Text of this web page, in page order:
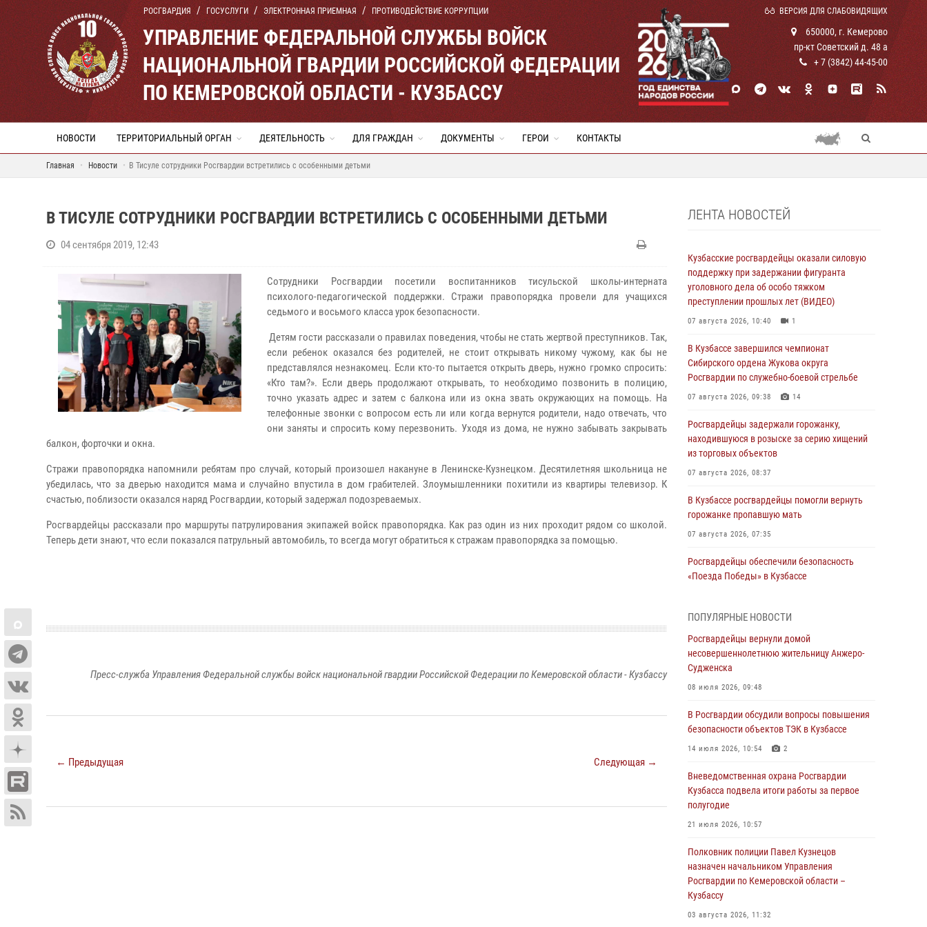
РОСГВАРДИЯ ГОСУСЛУГИ ЭЛЕКТРОННАЯ ПРИЕМНАЯ ПРОТИВОДЕЙСТВИЕ КОРРУПЦИИ ВЕРСИЯ ДЛЯ СЛАБОВИДЯЩИХ
УПРАВЛЕНИЕ ФЕДЕРАЛЬНОЙ СЛУЖБЫ ВОЙСК
НАЦИОНАЛЬНОЙ ГВАРДИИ РОССИЙСКОЙ ФЕДЕРАЦИИ
ПО КЕМЕРОВСКОЙ ОБЛАСТИ - КУЗБАССУ
650000, г. Кемерово
пр-кт Советский д. 48 а
+ 7 (3842) 44-45-00
НОВОСТИ ТЕРРИТОРИАЛЬНЫЙ ОРГАН ДЕЯТЕЛЬНОСТЬ ДЛЯ ГРАЖДАН ДОКУМЕНТЫ ГЕРОИ КОНТАКТЫ
Главная Новости В Тисуле сотрудники Росгвардии встретились с особенными детьми
В ТИСУЛЕ СОТРУДНИКИ РОСГВАРДИИ ВСТРЕТИЛИСЬ С ОСОБЕННЫМИ ДЕТЬМИ
04 сентября 2019, 12:43
Сотрудники Росгвардии посетили воспитанников тисульской школы-интерната
психолого-педагогической поддержки. Стражи правопорядка провели для учащихся
седьмого и восьмого класса урок безопасности.
Детям гости рассказали о правилах поведения, чтобы не стать жертвой преступников. Так,
если ребенок оказался без родителей, не стоит открывать никому чужому, как бы не
представлялся незнакомец. Если кто-то пытается открыть дверь, нужно громко спросить:
«Кто там?». Если дверь продолжают открывать, то необходимо позвонить в полицию,
точно указать адрес и затем с балкона или из окна звать окружающих на помощь. На
телефонные звонки с вопросом есть ли или когда вернутся родители, надо отвечать, что
они заняты и спросить кому перезвонить. Уходя из дома, не нужно забывать закрывать
балкон, форточки и окна.
Стражи правопорядка напомнили ребятам про случай, который произошел накануне в Ленинске-Кузнецком. Десятилетняя школьница не
убедилась, что за дверью находится мама и случайно впустила в дом грабителей. Злоумышленники похитили из квартиры телевизор. К
счастью, поблизости оказался наряд Росгвардии, который задержал подозреваемых.
Росгвардейцы рассказали про маршруты патрулирования экипажей войск правопорядка. Как раз один из них проходит рядом со школой.
Теперь дети знают, что если показался патрульный автомобиль, то всегда могут обратиться к стражам правопорядка за помощью.
Пресс-служба Управления Федеральной службы войск национальной гвардии Российской Федерации по Кемеровской области - Кузбассу
← Предыдущая Следующая →
ЛЕНТА НОВОСТЕЙ
Кузбасские росгвардейцы оказали силовую
поддержку при задержании фигуранта
уголовного дела об особо тяжком
преступлении прошлых лет (ВИДЕО)
07 августа 2026, 10:40 1
В Кузбассе завершился чемпионат
Сибирского ордена Жукова округа
Росгвардии по служебно-боевой стрельбе
07 августа 2026, 09:38 14
Росгвардейцы задержали горожанку,
находившуюся в розыске за серию хищений
из торговых объектов
07 августа 2026, 08:37
В Кузбассе росгвардейцы помогли вернуть
горожанке пропавшую мать
07 августа 2026, 07:35
Росгвардейцы обеспечили безопасность
«Поезда Победы» в Кузбассе
Генерал-полковник Олег Плохой поздравил
специалистов организационно-штатных
подразделений Росгвардии с
профессиональным праздником
07 августа 2026, 05:32
С 1 сентября 2026 года вступает в силу новый
федеральный закон о частной охранной
Росгвардейцы задержали предполагаемого
виновника причинения ножевого ранения
Росгвардейцы задержали мужчину,
повредившего имущество горожанки
06 августа 2026, 08:17
ПОПУЛЯРНЫЕ НОВОСТИ
Росгвардейцы вернули домой
несовершеннолетнюю жительницу Анжеро-
Судженска
08 июля 2026, 09:48
В Росгвардии обсудили вопросы повышения
безопасности объектов ТЭК в Кузбассе
14 июля 2026, 10:54 2
Вневедомственная охрана Росгвардии
Кузбасса подвела итоги работы за первое
полугодие
21 июля 2026, 10:57
Полковник полиции Павел Кузнецов
назначен начальником Управления
Росгвардии по Кемеровской области –
Кузбассу
03 августа 2026, 11:32